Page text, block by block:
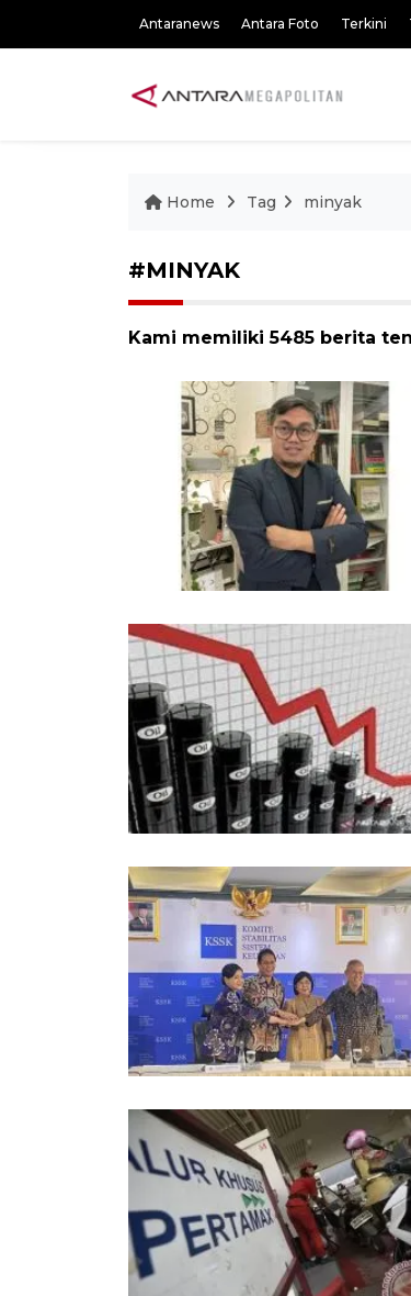
Antaranews Antara Foto Terkini
Home Tag minyak
#MINYAK
Kami memiliki 5485 berita